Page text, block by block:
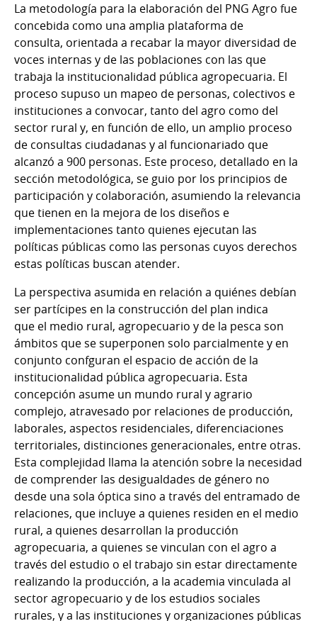
La metodología para la elaboración del PNG Agro fue
concebida como una amplia plataforma de
consulta, orientada a recabar la mayor diversidad de
voces internas y de las poblaciones con las que
trabaja la institucionalidad pública agropecuaria. El
proceso supuso un mapeo de personas, colectivos e
instituciones a convocar, tanto del agro como del
sector rural y, en función de ello, un amplio proceso
de consultas ciudadanas y al funcionariado que
alcanzó a 900 personas. Este proceso, detallado en la
sección metodológica, se guio por los principios de
participación y colaboración, asumiendo la relevancia
que tienen en la mejora de los diseños e
implementaciones tanto quienes ejecutan las
políticas públicas como las personas cuyos derechos
estas políticas buscan atender.
La perspectiva asumida en relación a quiénes debían
ser partícipes en la construcción del plan indica
que el medio rural, agropecuario y de la pesca son
ámbitos que se superponen solo parcialmente y en
conjunto confguran el espacio de acción de la
institucionalidad pública agropecuaria. Esta
concepción asume un mundo rural y agrario
complejo, atravesado por relaciones de producción,
laborales, aspectos residenciales, diferenciaciones
territoriales, distinciones generacionales, entre otras.
Esta complejidad llama la atención sobre la necesidad
de comprender las desigualdades de género no
desde una sola óptica sino a través del entramado de
relaciones, que incluye a quienes residen en el medio
rural, a quienes desarrollan la producción
agropecuaria, a quienes se vinculan con el agro a
través del estudio o el trabajo sin estar directamente
realizando la producción, a la academia vinculada al
sector agropecuario y de los estudios sociales
rurales, y a las instituciones y organizaciones públicas